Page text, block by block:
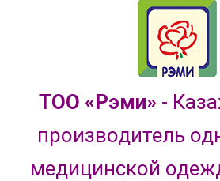
ТОО «Рэми» -
производитель
медицинской